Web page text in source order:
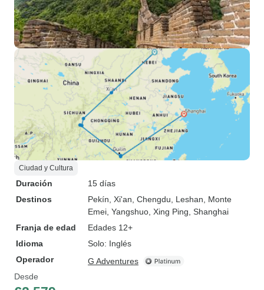
Ciudad y Cultura
Duración
15 días
Destinos
Pekín , Xi'an , Chengdu , Leshan , Monte
Emei , Yangshuo , Xing Ping , Shanghai
Franja de edad
Edades 12+
Idioma
Solo: Inglés
Operador
G Adventures
Desde